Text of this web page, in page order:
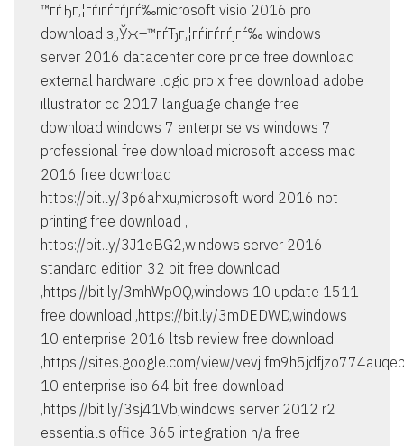
™гѓЂг‚¦гѓігѓ­гѓјгѓ‰microsoft visio 2016 pro
download з„Ўж–™гѓЂг‚¦гѓігѓ­гѓјгѓ‰ windows
server 2016 datacenter core price free download
external hardware logic pro x free download adobe
illustrator cc 2017 language change free
download windows 7 enterprise vs windows 7
professional free download microsoft access mac
2016 free download
https://bit.ly/3p6ahxu,microsoft word 2016 not
printing free download ,
https://bit.ly/3J1eBG2,windows server 2016
standard edition 32 bit free download
,https://bit.ly/3mhWpOQ,windows 10 update 1511
free download ,https://bit.ly/3mDEDWD,windows
10 enterprise 2016 ltsb review free download
,https://sites.google.com/view/
10 enterprise iso 64 bit free download
,https://bit.ly/3sj41Vb,windows server 2012 r2
essentials office 365 integration n/a free